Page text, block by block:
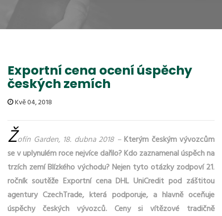
Exportní cena ocení úspěchy
českých zemích
Kvě 04, 2018
Žofín Garden, 18. dubna 2018 –Kterým českým vývozcům
se v uplynulém roce nejvíce dařilo? Kdo zaznamenal úspěch na
trzích zemí Blízkého východu? Nejen tyto otázky zodpoví 21.
ročník soutěže Exportní cena DHL UniCredit pod záštitou
agentury CzechTrade, která podporuje, a hlavně oceňuje
úspěchy českých vývozců. Ceny si vítězové tradičně